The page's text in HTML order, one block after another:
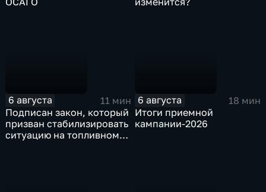
6 августа
11 мин
Подписан закон, который
призван стабилизировать
ситуацию на топливном
6 августа
18 мин
Итоги приемной
кампании-2026